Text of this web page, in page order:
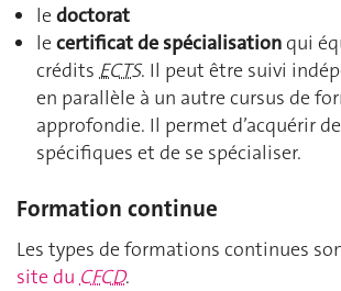
ledoctorat
lecertificat de spécialisation qui
crédits ECTS. Il peut être suivi
en parallèle à un autre cursus de
approfondie. Il permet d’acquérir
spécifiques et de se spécialiser.
Formation continue
Les types de formations continues
site du CFCD.